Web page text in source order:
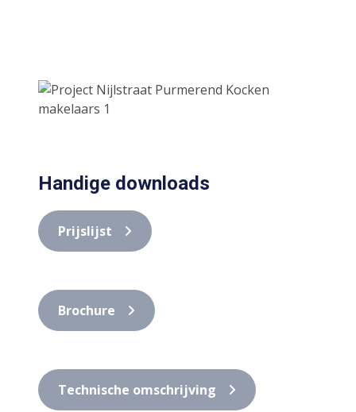
Handige downloads
Prijslijst
Brochure
Technische omschrijving